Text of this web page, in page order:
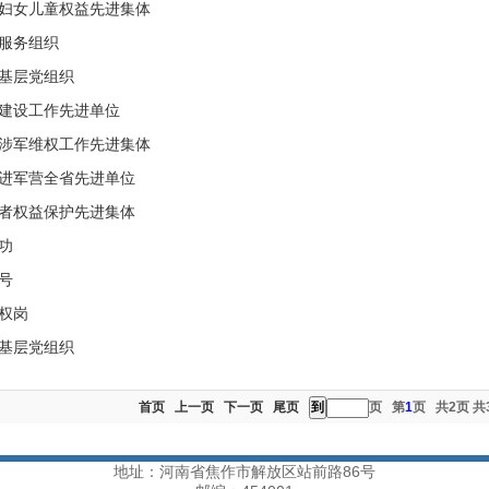
女儿童权益先进集体
务组织
层党组织
设工作先进单位
军维权工作先进集体
军营全省先进单位
权益保护先进集体
岗
层党组织
首页 上一页 下一页 尾页 页 第1页 共2页 共
地址：河南省焦作市解放区站前路86号